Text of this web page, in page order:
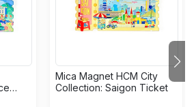
Iconic Buildings.
trúc Việt Nam”tôn vinh di sản
Mica Magnet HCM City
Collection: Saigon Ticket